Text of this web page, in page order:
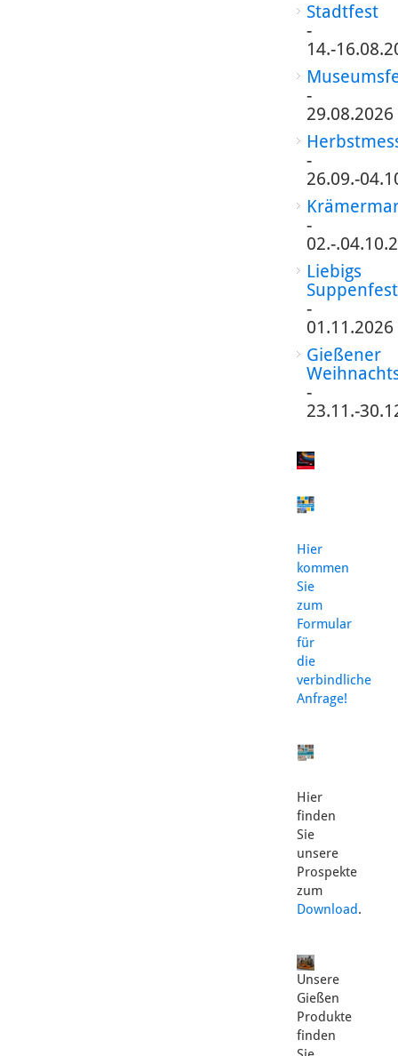
Stadtfest
-
14.-
-
29.08.2026
-
26.09.-
-
02.-
Liebigs
Suppenfest
-
01.11.2026
Gießener
-
23.11.-
Hier
kommen
Sie
zum
Formular
für
die
verbindliche
Anfrage!
Hier
finden
Sie
unsere
Prospekte
zum
Download.
Unsere
Gießen
Produkte
finden